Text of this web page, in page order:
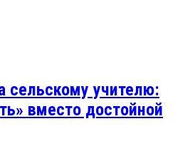
сельскому учителю:
вместо достойной